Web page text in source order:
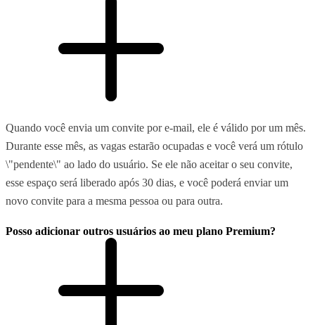
Quando você envia um convite por e-mail, ele é válido por um mês.
Durante esse mês, as vagas estarão ocupadas e você verá um rótulo
\"pendente\" ao lado do usuário. Se ele não aceitar o seu convite,
esse espaço será liberado após 30 dias, e você poderá enviar um
novo convite para a mesma pessoa ou para outra.
Posso adicionar outros usuários ao meu plano Premium?